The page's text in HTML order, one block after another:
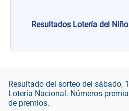
Resultado del sorteo del sábado,
Lotería Nacional. Números
de premios.
Resultados Lotería del